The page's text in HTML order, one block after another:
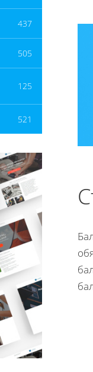
437
505
125
521